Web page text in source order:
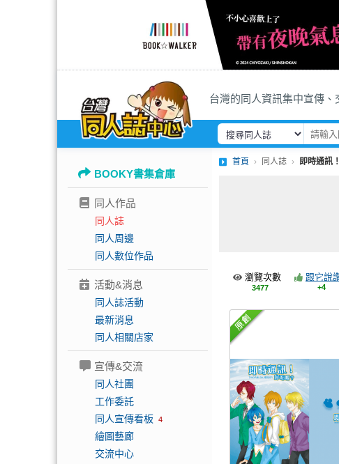
台灣的同人資訊集中宣傳、
BOOKY書集倉庫
同人作品
同人誌
同人周邊
同人數位作品
活動&消息
同人誌活動
最新消息
同人相關店家
宣傳&交流
同人社團
工作委託
同人宣傳看板 4
繪圖藝廊
交流中心
首頁 同人誌 即時通訊
瀏覽次數
3477
跟它說
+4